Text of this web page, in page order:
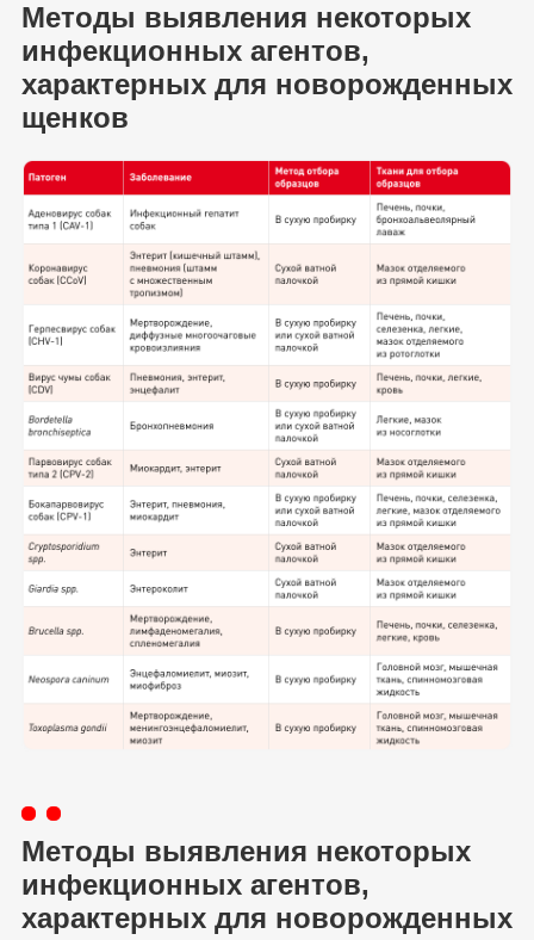
Методы выявления некоторых
инфекционных агентов,
характерных для новорожденных
щенков
Методы выявления некоторых
инфекционных агентов,
характерных для новорожденных